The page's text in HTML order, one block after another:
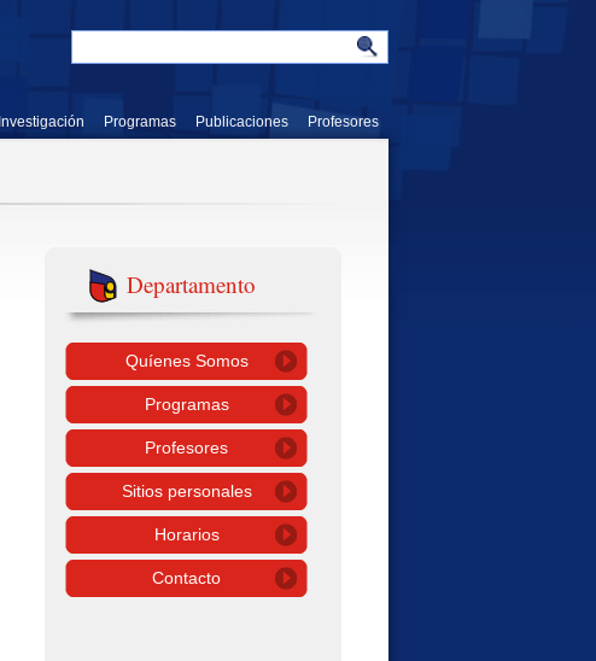
Investigación Programas Publicaciones Profesores
Departamento
Quíenes Somos
Programas
Profesores
Sitios personales
Horarios
Contacto